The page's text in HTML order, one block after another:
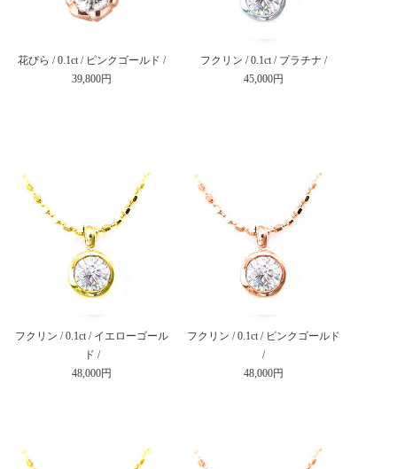
花びら / 0.1ct / ピンクゴールド /
39,800円
フクリン / 0.1ct / プラチナ /
45,000円
フクリン / 0.1ct / イエローゴール
ド /
48,000円
フクリン / 0.1ct / ピンクゴールド
/
48,000円